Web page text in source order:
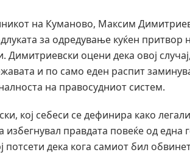
на Куманово, Максим
за одредување куќен
Димитриевски оцени дека овој
и по само еден распит
на правосудниот систем.
кој себеси се дефинира како
избегнувал правдата повеќе од
потсети дека кога самиот бил